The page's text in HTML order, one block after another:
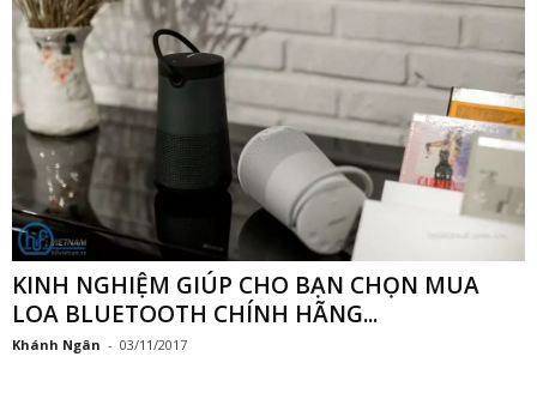
KINH NGHIỆM GIÚP CHO BẠN CHỌN MUA
LOA BLUETOOTH CHÍNH HÃNG...
Khánh Ngân - 03/11/2017